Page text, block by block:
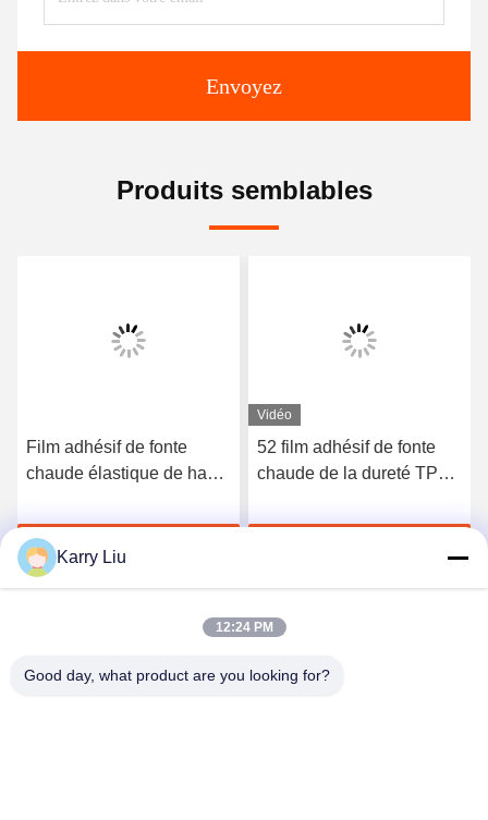
Envoyez
Produits semblables
Film adhésif de fonte
chaude élastique de haute
3412
Discuter Maintenant
Vidéo
52 film adhésif de fonte
chaude de la dureté TPU
vêtements sans couture
Karry Liu
12:24 PM
Good day, what product are you looking for?